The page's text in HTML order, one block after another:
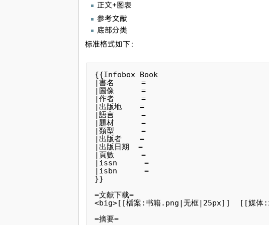
正文+图表
参考文献
底部分类
标准格式如下：
{{Infobox Book
|書名      =
|圖像      =
|作者      =
|出版地    =
|語言      =
|題材      =
|類型      =
|出版者    =
|出版日期  =
|頁數      =
|issn      =
|isbn      =
}}
=文献下载=
<big>[[檔案:书籍.png|无框|25px]]  [[媒
=摘要=